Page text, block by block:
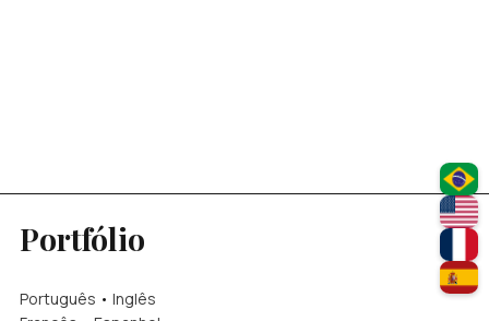
Portfólio
Português • Inglês